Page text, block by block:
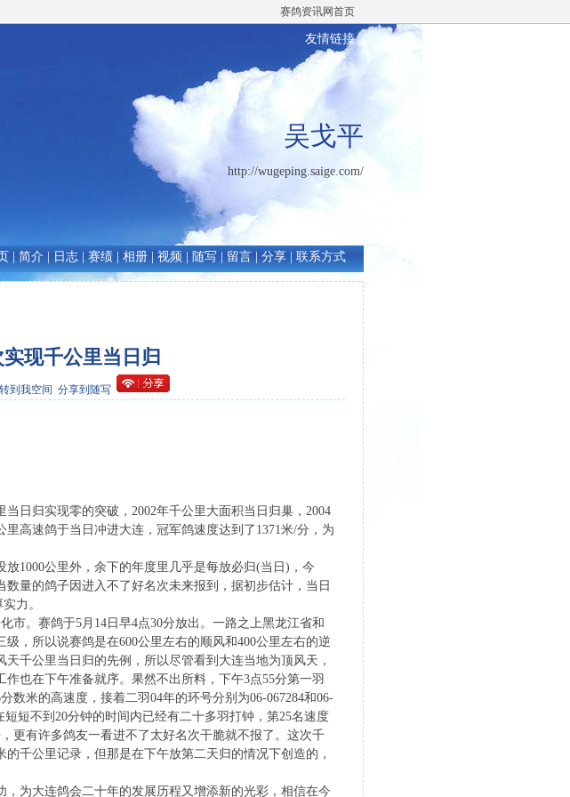
赛鸽资讯网首页
友情链接
吴戈平
http://wugeping.saige.com/
简介 日志 赛绩 相册 视频 随写 留言 分享 联系方式
现千公里当日归
转到我空间 分享到随写
日归实现零的突破，2002年千公里大面积当日归巢，2004
高速鸽于当日冲进大连，冠军鸽速度达到了1371米/分，为
1000公里外，余下的年度里几乎是每放必归(当日)，今
量的鸽子因进入不了好名次未来报到，据初步估计，当日
力。
。赛鸽于5月14日早4点30分放出。一路之上黑龙江省和
，所以说赛鸽是在600公里左右的顺风和400公里左右的逆
千公里当日归的先例，所以尽管看到大连当地为顶风天，
也在下午准备就序。果然不出所料，下午3点55分第一羽
数米的高速度，接着二羽04年的环号分别为06-067284和06-
短不到20分钟的时间内已经有二十多羽打钟，第25名速度
更有许多鸽友一看进不了太好名次干脆就不报了。这次千
千公里记录，但那是在下午放第二天归的情况下创造的，
为大连鸽会二十年的发展历程又增添新的光彩，相信在今